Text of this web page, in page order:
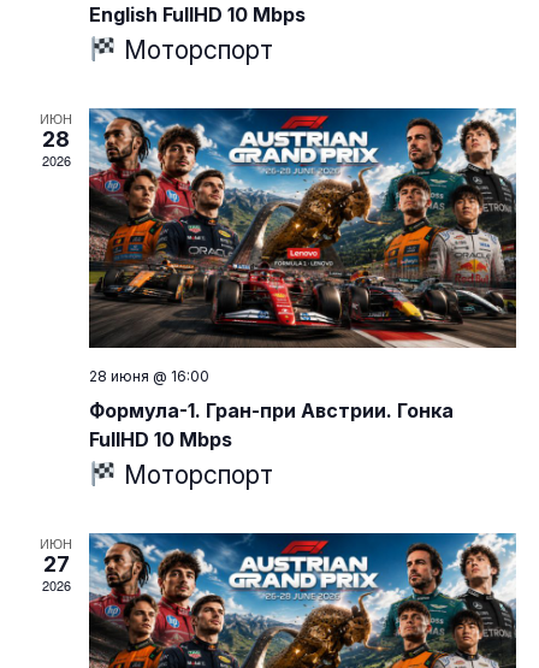
English FullHD 10 Mbps
Моторспорт
ИЮН
28
2026
28 июня @ 16:00
Формула-1. Гран-при Австрии. Гонка
FullHD 10 Mbps
Моторспорт
ИЮН
27
2026